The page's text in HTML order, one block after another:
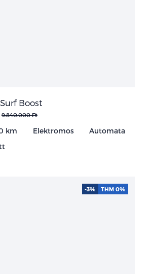
Boost
9.840.000 Ft
km Elektromos
Automata
-3% THM 0%